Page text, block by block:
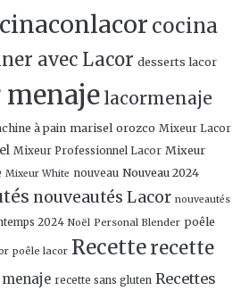
cocina
avec Lacor desserts lacor
lacormenaje
à pain marisel orozco Mixeur Lacor
Mixeur Professionnel Lacor Mixeur
Mixeur White nouveau Nouveau 2024
nouveautés Lacor nouveautés
2024 Noël Personal Blender poêle
poêle lacor Recette recette
recette sans gluten Recettes